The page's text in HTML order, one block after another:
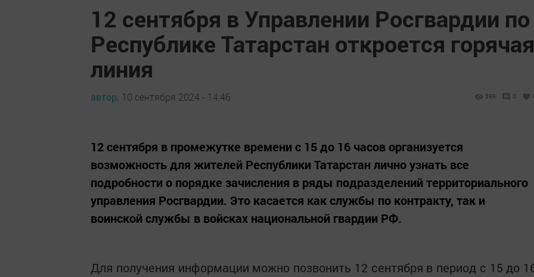
12 сентября в Управлении Росгвардии по
Республике Татарстан откроется горячая
линия
автор, 10 сентября 2024 - 14:46 599 0
12 сентября в промежутке времени с 15 до 16 часов организуется
возможность для жителей Республики Татарстан лично узнать все
подробности о порядке зачисления в ряды подразделений территориального
управления Росгвардии. Это касается как службы по контракту, так и
воинской службы в войсках национальной гвардии РФ.
Для получения информации можно позвонить 12 сентября в период с 15 до